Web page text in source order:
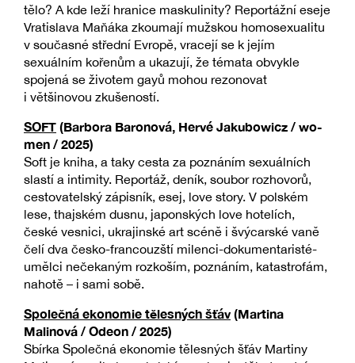
tělo? A kde leží hranice maskulinity? Reportážní eseje
Vratislava Maňáka zkoumají mužskou homosexualitu
v současné střední Evropě, vracejí se k jejím
sexuálním kořenům a ukazují, že témata obvykle
spojená se životem gayů mohou rezonovat
i většinovou zkušeností.
SOFT (Barbora Baronová, Hervé Jakubowicz / wo-
men / 2025)
Soft je kniha, a taky cesta za poznáním sexuálních
slastí a intimity. Reportáž, deník, soubor rozhovorů,
cestovatelský zápisník, esej, love story. V polském
lese, thajském dusnu, japonských love hotelích,
české vesnici, ukrajinské art scéně i švýcarské vaně
čelí dva česko-francouzští milenci-dokumentaristé-
umělci nečekaným rozkoším, poznáním, katastrofám,
nahotě – i sami sobě.
Společná ekonomie tělesných šťáv (Martina
Malinová / Odeon / 2025)
Sbírka Společná ekonomie tělesných šťáv Martiny